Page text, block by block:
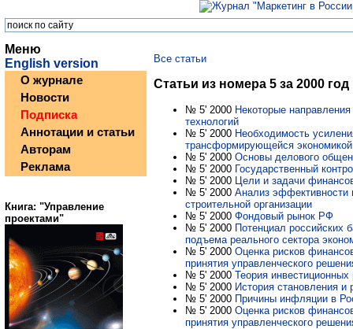
Меню
English version
О журнале
Новости
Подписка
Аннотации и статьи
Авторам
Реклама
Книга: "Управление
проектами"
Все статьи
Статьи из номера 5 за 2000 год
№ 5' 2000 Некоторые
технологий
№ 5' 2000 Необходимость
трансформирующейся экономикой
№ 5' 2000 Основы делового
№ 5' 2000 Государственный
№ 5' 2000 Цели и задачи
№ 5' 2000 Анализ эффективности
строительной организации
№ 5' 2000 Фондовый рынок РФ
№ 5' 2000 Потенциал российских
подъема реального сектора
№ 5' 2000 Оценка рисков
принятия управленческого
№ 5' 2000 Теория
№ 5' 2000 История становления
№ 5' 2000 Причины инфляции в
№ 5' 2000 Оценка рисков
принятия управленческого